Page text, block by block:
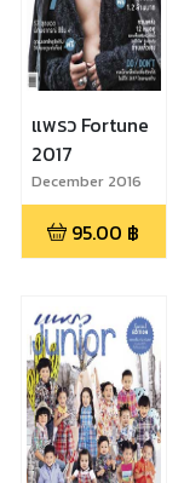
แพรว Fortune
2017
December 2016
95.00 ฿